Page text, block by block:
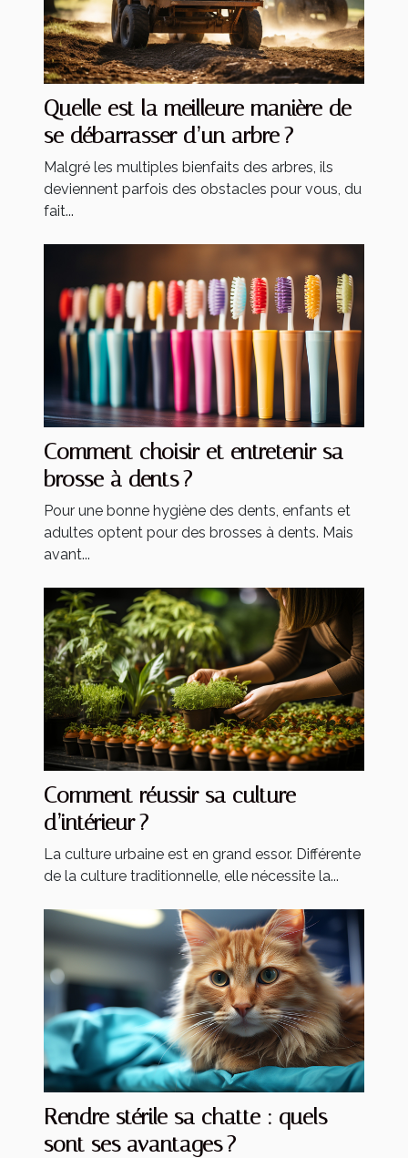
Quelle est la meilleure manière de
se débarrasser d’un arbre ?
Malgré les multiples bienfaits des arbres, ils
deviennent parfois des obstacles pour vous, du
fait...
Comment choisir et entretenir sa
brosse à dents ?
Pour une bonne hygiène des dents, enfants et
adultes optent pour des brosses à dents. Mais
avant...
Comment réussir sa culture
d’intérieur ?
La culture urbaine est en grand essor. Différente
de la culture traditionnelle, elle nécessite la...
Rendre stérile sa chatte : quels
sont ses avantages ?